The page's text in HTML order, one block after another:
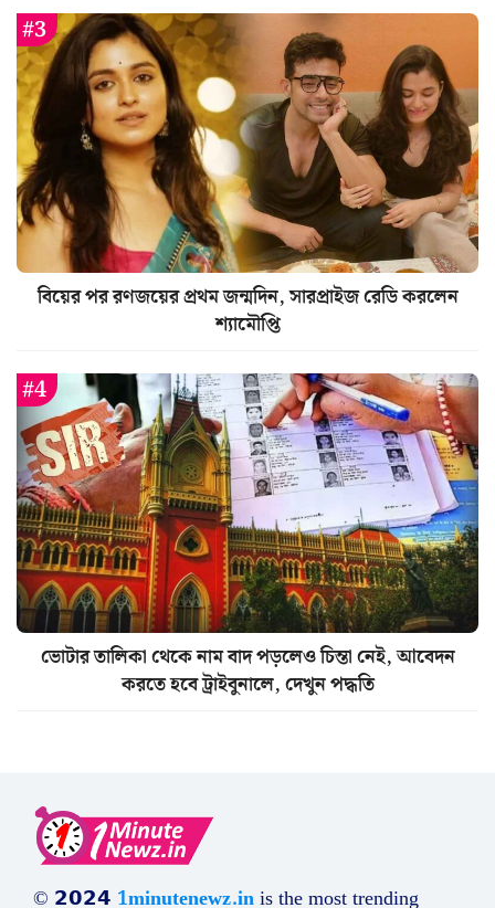
বিয়ের পর রণজয়ের প্রথম জন্মদিন, সারপ্রাইজ রেডি করলেন
শ্যামৌপ্তি
ভোটার তালিকা থেকে নাম বাদ পড়লেও চিন্তা নেই, আবেদন
করতে হবে ট্রাইবুনালে, দেখুন পদ্ধতি
© 𝟮𝟬𝟮𝟰 1minutenewz.inis the most trending